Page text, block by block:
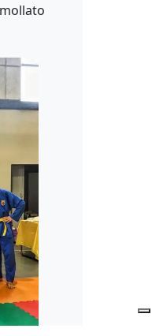
Verificato da Trustindex